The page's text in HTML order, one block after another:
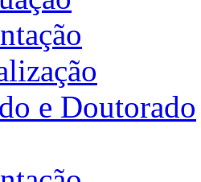
e Doutorado